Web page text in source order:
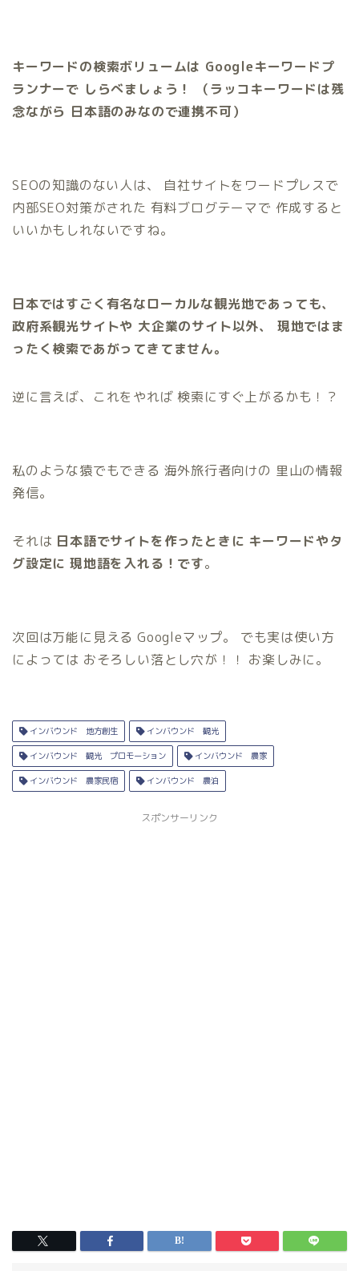
キーワードの検索ボリュームは Googleキーワードプ
ランナーで しらべましょう！ （ラッコキーワードは残
念ながら 日本語のみなので連携不可）
SEOの知識のない人は、 自社サイトをワードプレスで
内部SEO対策がされた 有料ブログテーマで 作成すると
いいかもしれないですね。
日本ではすごく有名なローカルな観光地であっても、
政府系観光サイトや 大企業のサイト以外、 現地ではま
ったく検索であがってきてません。
逆に言えば、これをやれば 検索にすぐ上がるかも！？
私のような猿でもできる 海外旅行者向けの 里山の情報
発信。
それは 日本語でサイトを作ったときに キーワードやタ
グ設定に 現地語を入れる！です。
次回は万能に見える Googleマップ。 でも実は使い方
によっては おそろしい落とし穴が！！ お楽しみに。
インバウンド 地方創生 インバウンド 観光
インバウンド 観光 プロモーション インバウンド 農家
インバウンド 農家民宿 インバウンド 農泊
スポンサーリンク